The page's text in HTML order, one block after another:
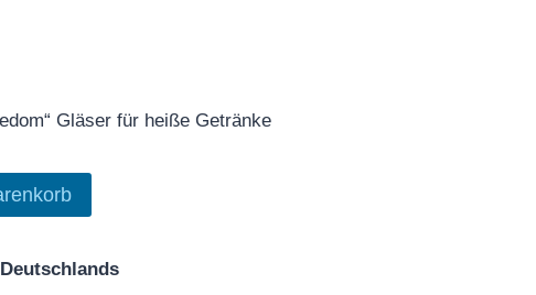
Gläser für heiße Getränke